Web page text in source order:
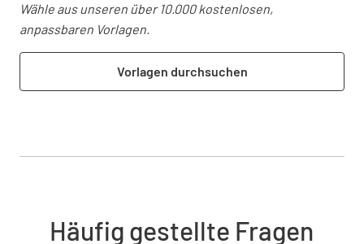
Wähle aus unseren über 10.000 kostenlosen,
anpassbaren Vorlagen.
Vorlagen durchsuchen
Häufig gestellte Fragen